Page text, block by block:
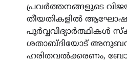
പ്രവർത്തനങ്ങളുടെ
തീയതികളിൽ
പൂർവ്വവിദ്യാർത്ഥികൾ
ശതാബ്ദിയോട്
ഹരിതവൽക്കരണം,